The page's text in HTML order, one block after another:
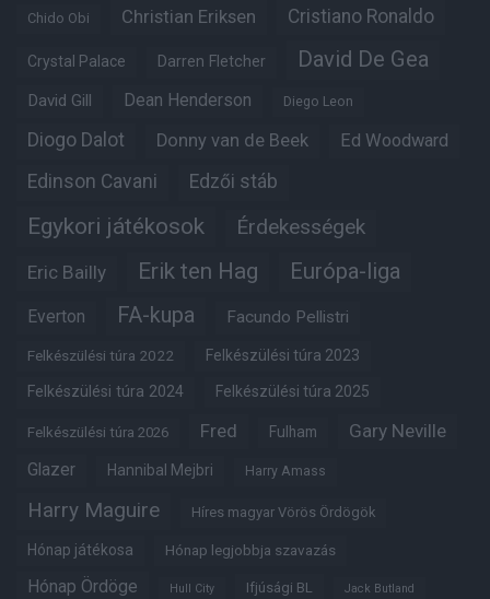
Chido Obi Christian Eriksen Cristiano Ronaldo
Crystal Palace Darren Fletcher David De Gea
David Gill Dean Henderson Diego Leon
Diogo Dalot Donny van de Beek Ed Woodward
Edinson Cavani Edzői stáb
Egykori játékosok Érdekességek
Eric Bailly Erik ten Hag Európa-liga
Everton FA-kupa Facundo Pellistri
Felkészülési túra 2022 Felkészülési túra 2023
Felkészülési túra 2024 Felkészülési túra 2025
Felkészülési túra 2026 Fred Fulham Gary Neville
Glazer Hannibal Mejbri Harry Amass
Harry Maguire Híres magyar Vörös Ördögök
Hónap játékosa Hónap legjobbja szavazás
Hónap Ördöge Hull City Ifjúsági BL Jack Butland